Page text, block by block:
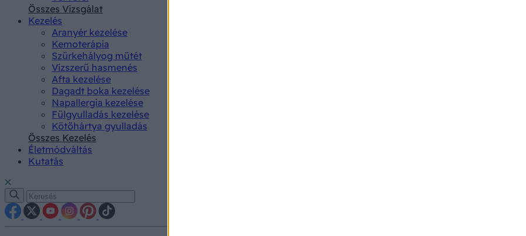
Összes Vizsgálat
Kezelés
Aranyér kezelése
Kemoterápia
Szürkehályog műtét
Vízszerű hasmenés
Afta kezelése
Dagadt boka kezelése
Napallergia kezelése
Fülgyulladás kezelése
Kötőhártya gyulladás
Összes Kezelés
Életmódváltás
Kutatás